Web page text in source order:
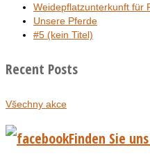
Weidepflatzunterkunft für
Unsere Pferde
#5 (kein Titel)
Recent Posts
Všechny akce
Finden Sie